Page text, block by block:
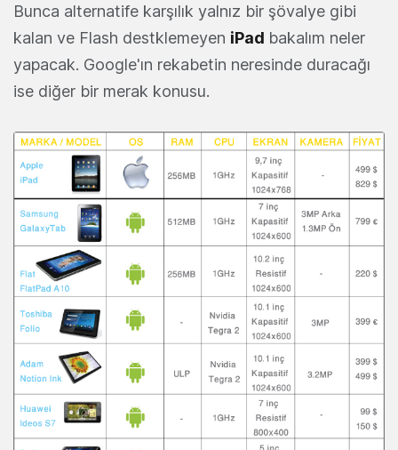
Bunca alternatife karşılık yalnız bir şövalye gibi
kalan ve Flash destklemeyen iPad bakalım neler
yapacak. Google'ın rekabetin neresinde duracağı
ise diğer bir merak konusu.